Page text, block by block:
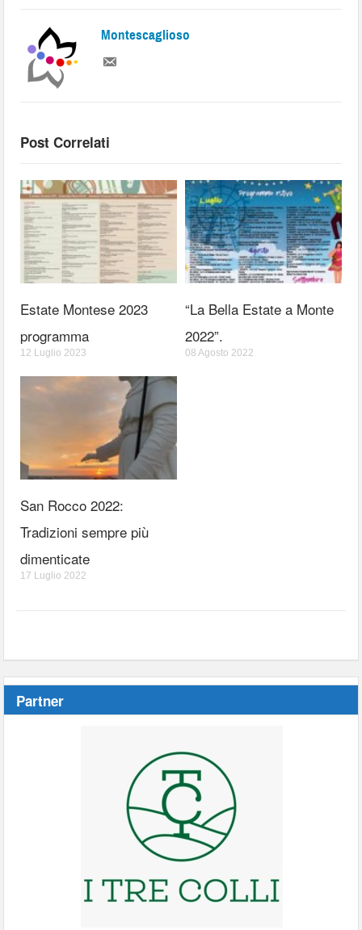
Montescaglioso
Post Correlati
Estate Montese 2023
programma
12 Luglio 2023
“La Bella Estate a Monte
2022”.
08 Agosto 2022
San Rocco 2022:
Tradizioni sempre più
dimenticate
17 Luglio 2022
Partner